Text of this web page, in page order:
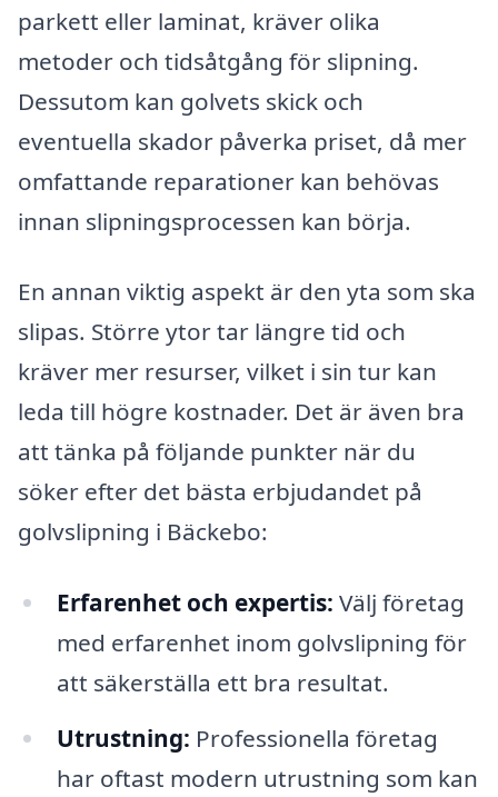
parkett eller laminat, kräver olika
metoder och tidsåtgång för slipning.
Dessutom kan golvets skick och
eventuella skador påverka priset, då mer
omfattande reparationer kan behövas
innan slipningsprocessen kan börja.
En annan viktig aspekt är den yta som ska
slipas. Större ytor tar längre tid och
kräver mer resurser, vilket i sin tur kan
leda till högre kostnader. Det är även bra
att tänka på följande punkter när du
söker efter det bästa erbjudandet på
golvslipning i Bäckebo:
Erfarenhet och expertis: Välj företag
med erfarenhet inom golvslipning för
att säkerställa ett bra resultat.
Utrustning: Professionella företag
har oftast modern utrustning som kan